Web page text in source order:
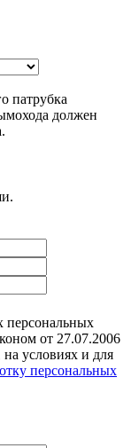
патрубка
должен
персональных
от 27.07.2006
условиях и для
персональных